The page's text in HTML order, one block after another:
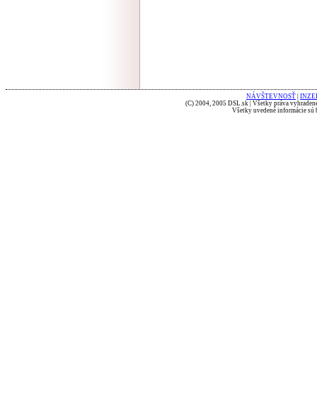
NÁVŠTEVNOSŤ
(C) 2004, 2005 DSL.sk | Všetky práva
Všetky uvedené informácie sú